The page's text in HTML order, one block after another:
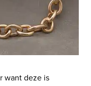
want deze is